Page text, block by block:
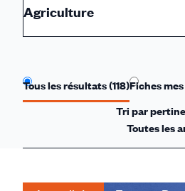
Tous les résultats (118)Fiches